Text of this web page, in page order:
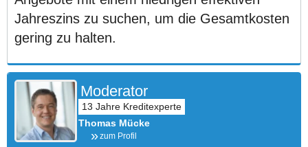
Jahreszins zu suchen, um die Gesamtkosten
gering zu halten.
Moderator
Thomas Mücke
zum Profil